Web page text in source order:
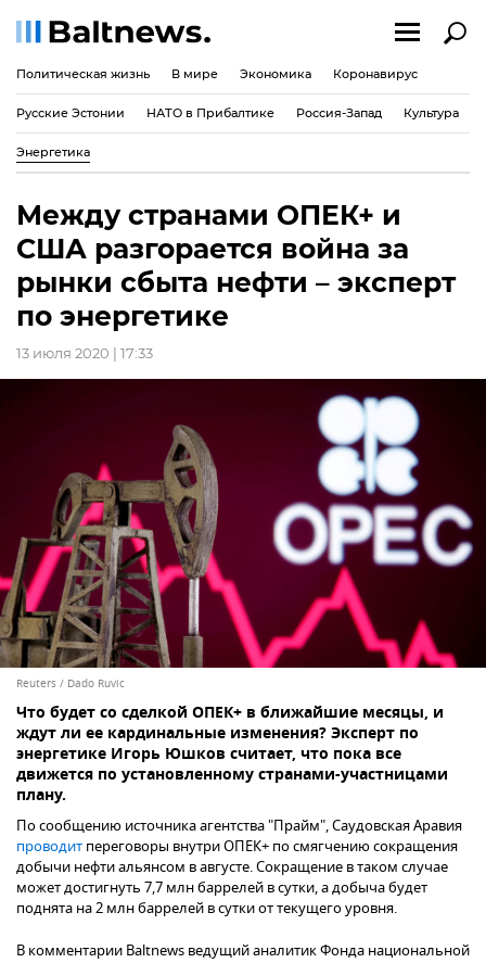
Политическая жизнь В мире Экономика Коронавирус
Русские Эстонии НАТО в Прибалтике Россия-Запад Культура
Энергетика
Между странами ОПЕК+ и
США разгорается война за
рынки сбыта нефти – эксперт
по энергетике
13 июля 2020 | 17:33
Reuters / Dado Ruvic
Что будет со сделкой ОПЕК+ в ближайшие месяцы, и
ждут ли ее кардинальные изменения? Эксперт по
энергетике Игорь Юшков считает, что пока все
движется по установленному странами-участницами
плану.
По сообщению источника агентства "Прайм", Саудовская Аравия
проводит переговоры внутри ОПЕК+ по смягчению сокращения
добычи нефти альянсом в августе. Сокращение в таком случае
может достигнуть 7,7 млн баррелей в сутки, а добыча будет
поднята на 2 млн баррелей в сутки от текущего уровня.
В комментарии Baltnews ведущий аналитик Фонда национальной